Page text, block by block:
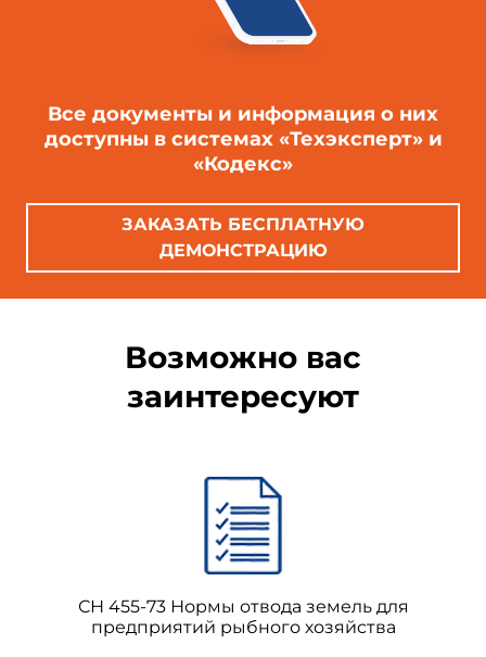
Все документы и информация о них
доступны в системах «Техэксперт» и
«Кодекс»
ЗАКАЗАТЬ БЕСПЛАТНУЮ
ДЕМОНСТРАЦИЮ
Возможно вас
заинтересуют
СН 455-73 Нормы отвода земель для
предприятий рыбного хозяйства